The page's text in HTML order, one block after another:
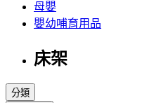
母嬰
嬰幼哺育用品
床架
分類